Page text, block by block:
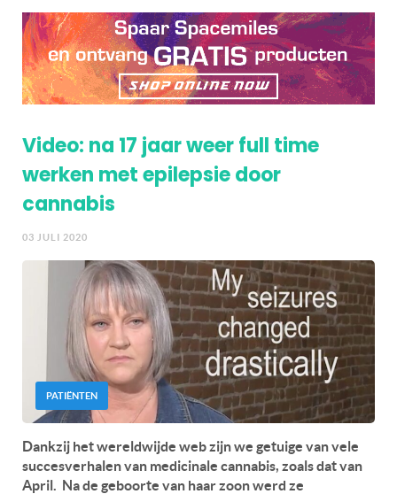
Video: na 17 jaar weer full time
werken met epilepsie door
cannabis
03 JULI 2020
PATIËNTEN
Dankzij het wereldwijde web zijn we getuige van vele
succesverhalen van medicinale cannabis, zoals dat van
April. Na de geboorte van haar zoon werd ze